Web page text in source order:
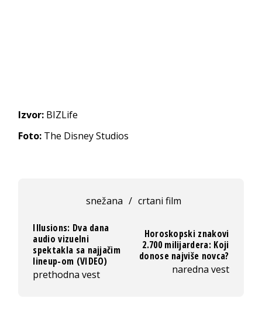
Izvor: BIZLife
Foto: The Disney Studios
snežana / crtani film
Illusions: Dva dana
audio vizuelni
spektakla sa najjačim
lineup-om (VIDEO)
prethodna vest
Horoskopski znakovi
2.700 milijardera: Koji
donose najviše novca?
naredna vest